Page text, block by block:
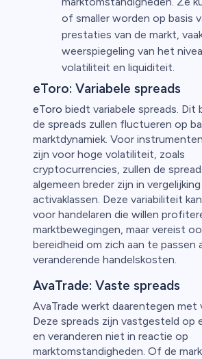
of smaller worden op basis
prestaties van de markt,
weerspiegeling van het
volatiliteit en liquiditeit.
eToro: Variabele spreads
eToro biedt variabele spreads.
de spreads zullen fluctueren op
marktdynamiek. Voor
zijn voor hoge volatiliteit, zoals
cryptocurrencies, zullen de
algemeen breder zijn in
activaklassen. Deze variabiliteit
voor handelaren die willen
marktbewegingen, maar vereist
bereidheid om zich aan te passen
veranderende handelskosten.
AvaTrade: Vaste spreads
AvaTrade werkt daarentegen met
Deze spreads zijn vastgesteld op
en veranderen niet in reactie op
marktomstandigheden. Of de